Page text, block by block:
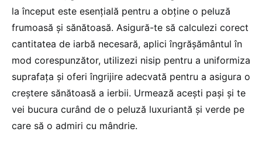
la început este esențială pentru a obține o peluză
frumoasă și sănătoasă. Asigură-te să calculezi corect
cantitatea de iarbă necesară, aplici îngrășământul în
mod corespunzător, utilizezi nisip pentru a uniformiza
suprafața și oferi îngrijire adecvată pentru a asigura o
creștere sănătoasă a ierbii. Urmează acești pași și te
vei bucura curând de o peluză luxuriantă și verde pe
care să o admiri cu mândrie.